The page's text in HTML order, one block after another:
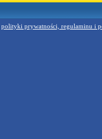
polityki prywatności, regulaminu i